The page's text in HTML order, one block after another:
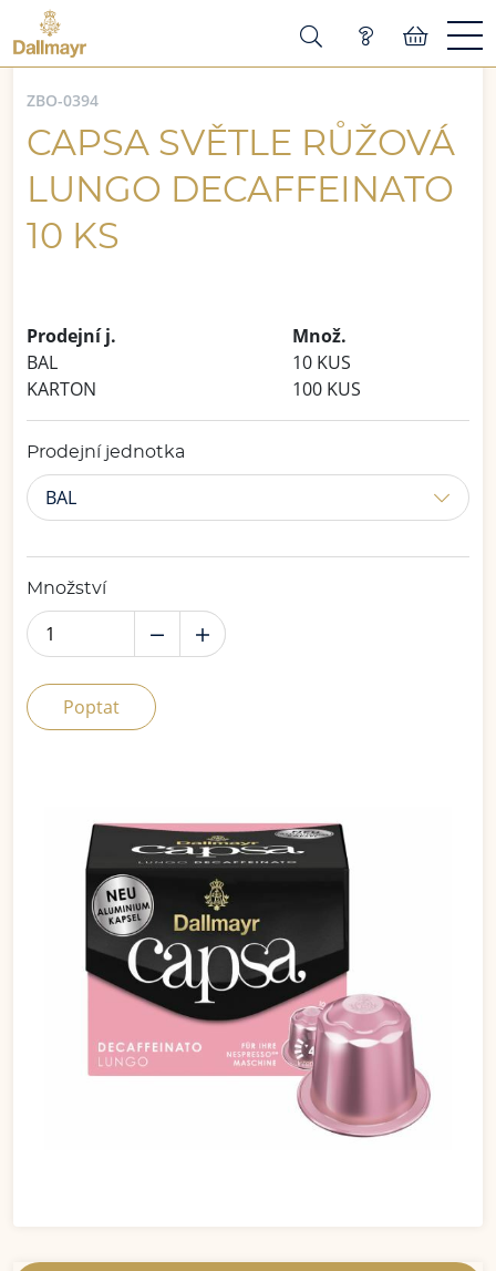
ZBO-0394
CAPSA SVĚTLE RŮŽOVÁ
LUNGO DECAFFEINATO
10 KS
Prodejní j.
Množ.
BAL
10 KUS
KARTON
100 KUS
Prodejní jednotka
BAL
Množství
Poptat